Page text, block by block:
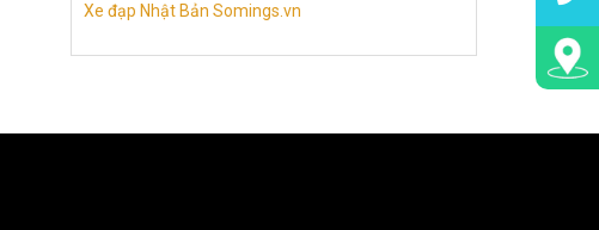
Xe đạp Nhật Bản Somings.vn